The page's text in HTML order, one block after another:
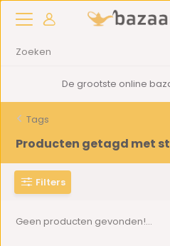
De grootste online
Tags
Producten getagd met
Filters
Geen producten gevonden!...